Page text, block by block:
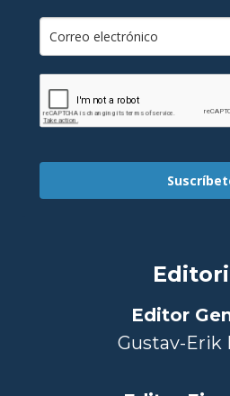
Editor
Gustav-Erik